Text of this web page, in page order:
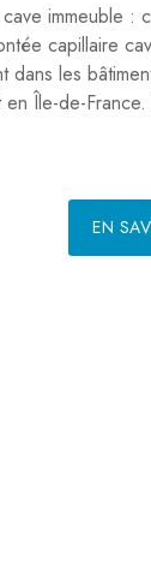
immeuble :
capillaire
dans les
en Île-de-
EN